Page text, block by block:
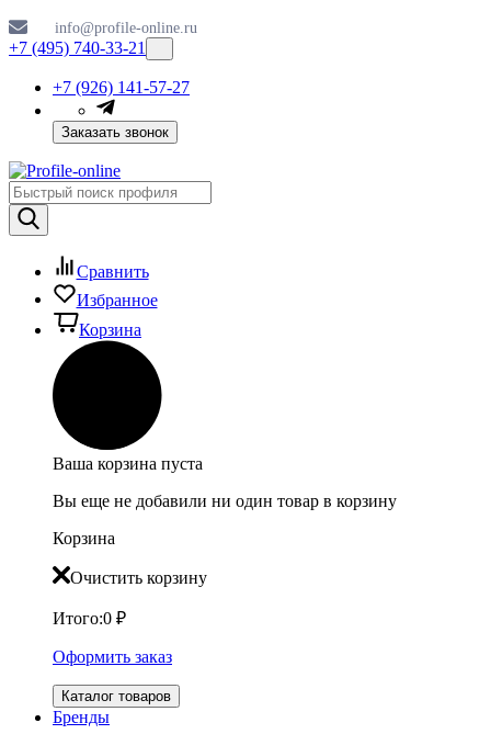
info@profile-online.ru
+7 (495) 740-33-21
+7 (926) 141-57-27
Заказать звонок
Сравнить
Избранное
Корзина
Ваша корзина пуста
Вы еще не добавили ни один товар в корзину
Корзина
Очистить корзину
Итого:0 ₽
Оформить заказ
Каталог товаров
Бренды